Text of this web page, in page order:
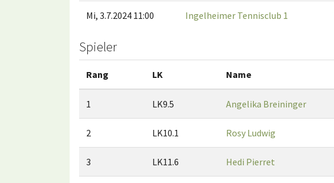
Mi, 3.7.2024 11:00 Ingelheimer Tennisclub 1
Spieler
Rang LK Name
1 LK9.5 Angelika Breininger
2 LK10.1 Rosy Ludwig
3 LK11.6 Hedi Pierret